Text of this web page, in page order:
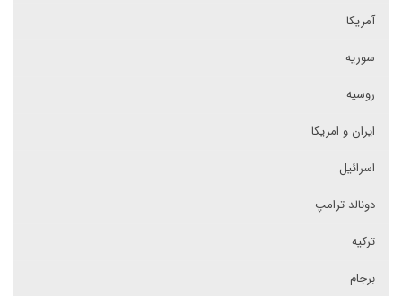
آمریکا
سوریه
روسیه
ایران و امریکا
اسرائیل
دونالد ترامپ
ترکیه
برجام